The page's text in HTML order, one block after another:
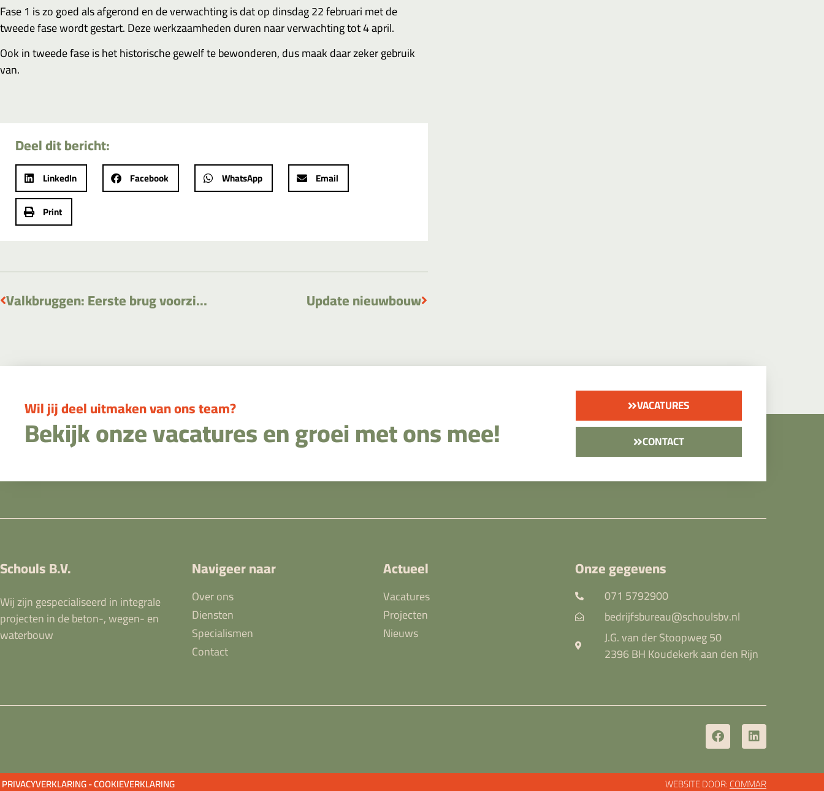
Fase 1 is zo goed als afgerond en de verwachting is dat op dinsdag 22 februari met de
tweede fase wordt gestart. Deze werkzaamheden duren naar verwachting tot 4 april.
Ook in tweede fase is het historische gewelf te bewonderen, dus maak daar zeker gebruik
van.
Deel dit bericht:
LinkedIn Facebook WhatsApp
Email
Print
Valkbruggen: Eerste brug voorzien van nestkasten Update nieuwbouw
Wil jij deel uitmaken van ons team?
Bekijk onze vacatures en groei met ons mee!
VACATURES
CONTACT
Schouls B.V.
Wij zijn gespecialiseerd in integrale
projecten in de beton-, wegen- en
waterbouw
Navigeer naar
Over ons
Diensten
Specialismen
Contact
Actueel
Vacatures
Projecten
Nieuws
Onze gegevens
071 5792900
bedrijfsbureau@schoulsbv.nl
J.G. van der Stoopweg 50
2396 BH Koudekerk aan den Rijn
PRIVACYVERKLARING -COOKIEVERKLARING WEBSITE DOOR:COMMAR